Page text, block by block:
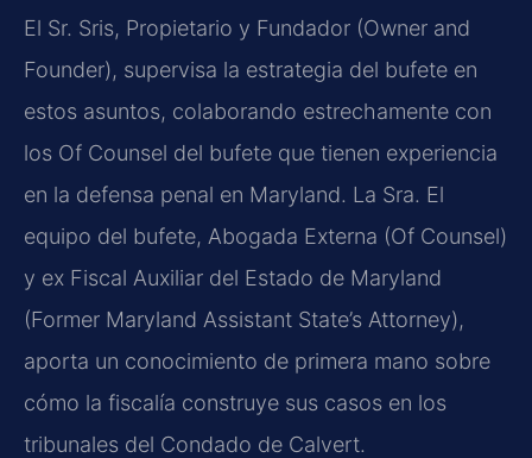
El Sr. Sris, Propietario y Fundador (Owner and
Founder), supervisa la estrategia del bufete en
estos asuntos, colaborando estrechamente con
los Of Counsel del bufete que tienen experiencia
en la defensa penal en Maryland. La Sra. El
equipo del bufete, Abogada Externa (Of Counsel)
y ex Fiscal Auxiliar del Estado de Maryland
(Former Maryland Assistant State’s Attorney),
aporta un conocimiento de primera mano sobre
cómo la fiscalía construye sus casos en los
tribunales del Condado de Calvert.